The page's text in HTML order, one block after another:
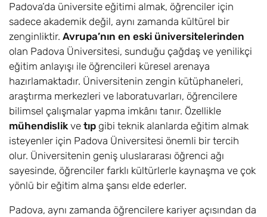
Padova’da üniversite eğitimi almak, öğrenciler için
sadece akademik değil, aynı zamanda kültürel bir
zenginliktir. Avrupa’nın en eski üniversitelerinden
olan Padova Üniversitesi, sunduğu çağdaş ve yenilikçi
eğitim anlayışı ile öğrencileri küresel arenaya
hazırlamaktadır. Üniversitenin zengin kütüphaneleri,
araştırma merkezleri ve laboratuvarları, öğrencilere
bilimsel çalışmalar yapma imkânı tanır. Özellikle
mühendislik ve tıp gibi teknik alanlarda eğitim almak
isteyenler için Padova Üniversitesi önemli bir tercih
olur. Üniversitenin geniş uluslararası öğrenci ağı
sayesinde, öğrenciler farklı kültürlerle kaynaşma ve çok
yönlü bir eğitim alma şansı elde ederler.
Padova, aynı zamanda öğrencilere kariyer açısından da